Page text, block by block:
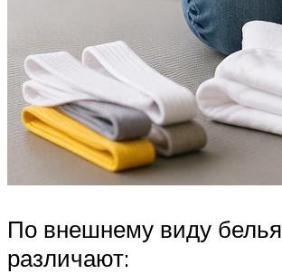
По внешнему виду белья
различают: